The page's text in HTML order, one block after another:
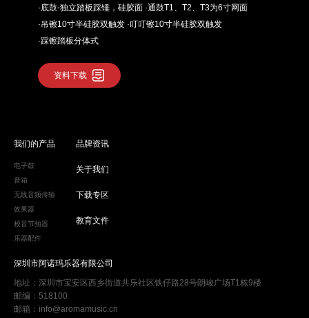
·底鼓-独立踏板踩锤，硅胶面 ·通鼓T1、T2、T3为6寸网面
·吊镲10寸半硅胶双触发 ·叮叮镲10寸半硅胶双触发
·踩镲踏板分体式
资料下载
我们的产品
电子鼓
音箱
无线音频传输
效果器
校音节拍器
乐器配件
品牌资讯
关于我们
下载专区
教育文件
深圳市阿诺玛乐器有限公司
地址：深圳市宝安区西乡街道共乐社区铁仔路28号朗峻广场T1栋9楼
邮编：518100
邮箱：info@aromamusic.cn